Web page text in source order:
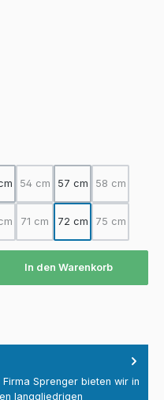
verfügbar.)
verfügbar.)
nicht verfügbar.)
54 cm
(Diese Option ist zurzeit
57 cm 58 cm
(Diese
nicht verfügbar.)
(Diese Option ist zurzeit nicht
71 cm
(Diese Option ist zurzeit
72 cm 75 cm
(Diese
In den Warenkorb
Sprenger bieten wir in
langgliedrigen